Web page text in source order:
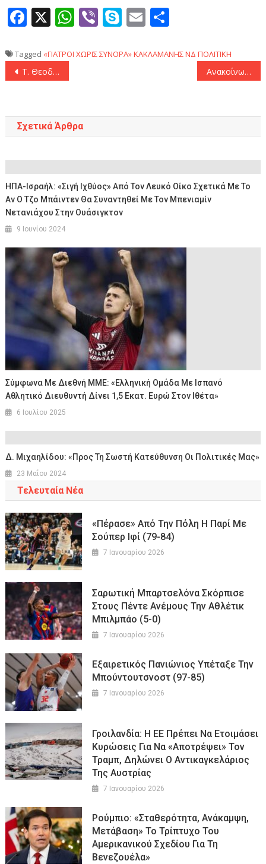
Facebook
X WhatsApp
ViberSkype
Email
Tagged «ΓΙΑΤΡΟΙ ΧΩΡΙΣ ΣΥΝΟΡΑ»ΚΑΚΛΑΜΑΝΗΣΝΔ ΠΟΛΙΤΙΚΗ
Πλοήγηση
Τ. Θεοδωρικάκος: «Ενισχύεται το διαθέσιμο εισόδημα των πολιτών με πολύ δίκαιο τρόπο, πρώτα απ’ όλα για τις οικογένειες με παιδιά» Ανακοίνωσε την Ντάρα Μεϊμπρέι ο ΠΑΟΚ
Σχετικά Άρθρα
ΗΠΑ-Ισραήλ: «Σιγή Ιχθύος» Από Τον Λευκό Οίκο Σχετικά Με Το
Αν Ο Τζο Μπάιντεν Θα Συναντηθεί Με Τον Μπενιαμίν
Νετανιάχου Στην Ουάσιγκτον
9 Ιουνίου 2024
Σύμφωνα Με Διεθνή ΜΜΕ: «Ελληνική Ομάδα Με Ισπανό
Αθλητικό Διευθυντή Δίνει 1,5 Εκατ. Ευρώ Στον Ιθέτα»
6 Ιουλίου 2025
Δ. Μιχαηλίδου: «Προς Τη Σωστή Κατεύθυνση Οι Πολιτικές Μας»
23 Μαΐου 2024
Τελευταία Νέα
«Πέρασε» Από Την Πόλη Η Παρί Με
Σούπερ Ιφί (79-84)
7 Ιανουαρίου 2026
Σαρωτική Μπαρτσελόνα Σκόρπισε
Στους Πέντε Ανέμους Την Αθλέτικ
Μπιλμπάο (5-0)
7 Ιανουαρίου 2026
Εξαιρετικός Πανιώνιος Υπέταξε Την
Μπούντουτσνοστ (97-85)
7 Ιανουαρίου 2026
Γροιλανδία: Η ΕΕ Πρέπει Να Ετοιμάσει
Κυρώσεις Για Να «αποτρέψει» Τον
Τραμπ, Δηλώνει Ο Αντικαγκελάριος
Της Αυστρίας
7 Ιανουαρίου 2026
Ρούμπιο: «Σταθερότητα, Ανάκαμψη,
Μετάβαση» Το Τρίπτυχο Του
Αμερικανικού Σχεδίου Για Τη
Βενεζουέλα»